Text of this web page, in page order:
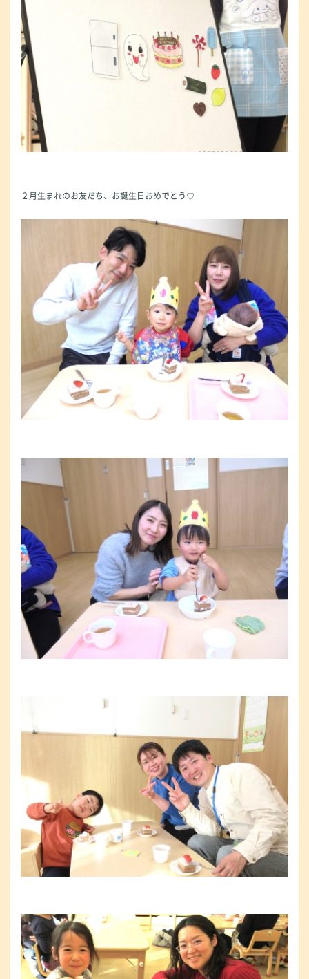
２月生まれのお友だち、お誕生日おめでとう♡